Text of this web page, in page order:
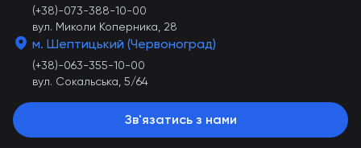
(+38)-073-388-10-00
вул. Миколи Коперника, 28
м. Шептицький (Червоноград)
(+38)-063-355-10-00
вул. Сокальська, 5/64
Зв'язатись з нами